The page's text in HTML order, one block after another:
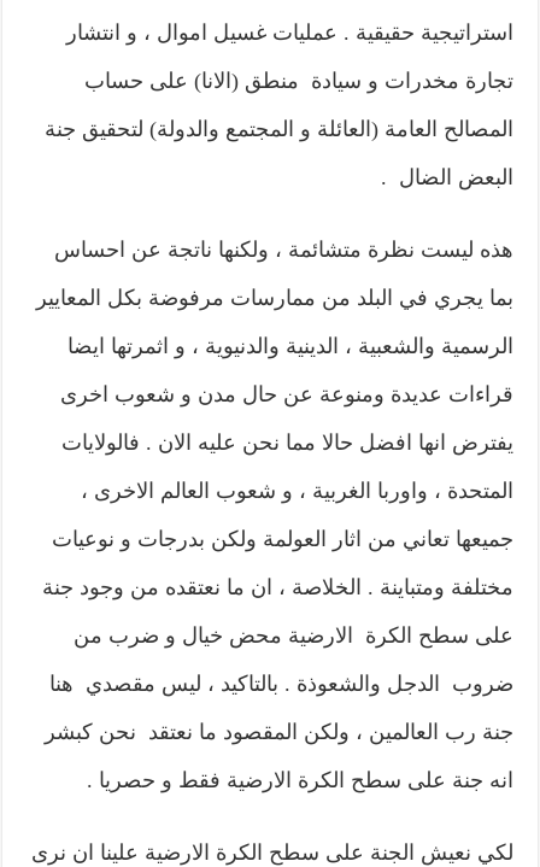
استراتيجية حقيقية . عمليات غسيل اموال ، و انتشار
تجارة مخدرات و سيادة منطق (الانا) على حساب
المصالح العامة (العائلة و المجتمع والدولة) لتحقيق جنة
البعض الضال .
هذه ليست نظرة متشائمة ، ولكنها ناتجة عن احساس
بما يجري في البلد من ممارسات مرفوضة بكل المعايير
الرسمية والشعبية ، الدينية والدنيوية ، و اثمرتها ايضا
قراءات عديدة ومنوعة عن حال مدن و شعوب اخرى
يفترض انها افضل حالا مما نحن عليه الان . فالولايات
المتحدة ، واوربا الغربية ، و شعوب العالم الاخرى ،
جميعها تعاني من اثار العولمة ولكن بدرجات و نوعيات
مختلفة ومتباينة . الخلاصة ، ان ما نعتقده من وجود جنة
على سطح الكرة الارضية محض خيال و ضرب من
ضروب الدجل والشعوذة . بالتاكيد ، ليس مقصدي هنا
جنة رب العالمين ، ولكن المقصود ما نعتقد نحن كبشر
انه جنة على سطح الكرة الارضية فقط و حصريا .
لكي نعيش الجنة على سطح الكرة الارضية علينا ان نرى